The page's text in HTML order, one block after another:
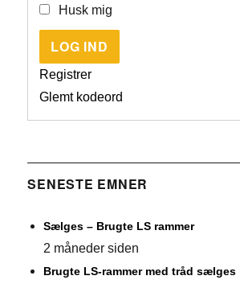
Husk mig
LOG IND
Registrer
Glemt kodeord
SENESTE EMNER
Sælges – Brugte LS rammer
2 måneder siden
Brugte LS-rammer med tråd sælges